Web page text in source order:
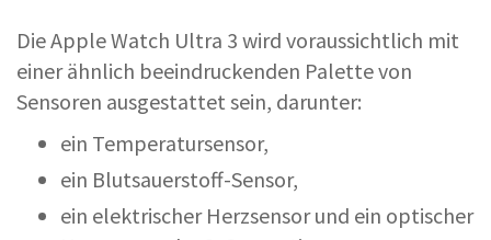
Die Apple Watch Ultra 3 wird voraussichtlich mit
einer ähnlich beeindruckenden Palette von
Sensoren ausgestattet sein, darunter:
ein Temperatursensor,
ein Blutsauerstoff-Sensor,
ein elektrischer Herzsensor und ein optischer